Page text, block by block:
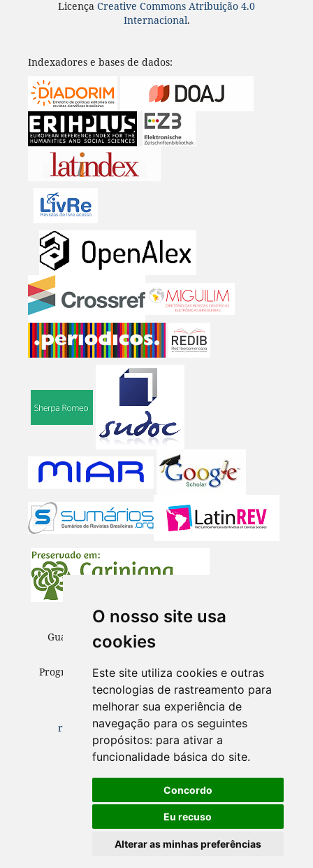
O nosso site usa
cookies
Este site utiliza cookies e outras
tecnologias de rastreamento para
melhorar sua experiência de
navegação para os seguintes
propósitos: para ativar a
funcionalidade básica do site.
Concordo
Eu recuso
Alterar as minhas preferências
Licença Creative Commons Atribuição 4.0
Internacional.
Indexadores e bases de dados:
Guaju – Revista Brasileira de Desenvolvimento
Territorial Sustentável
Programa de Pós-Graduação em Desenvolvimento
Territorial Sustentável (PPGDTS/UFPR)
Matinhos – Paraná
revistaguaju@gmail.comISSN 2447-4096